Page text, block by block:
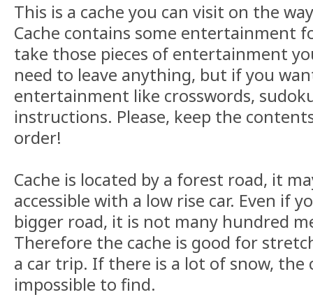
This is a cache you can visit on the
Cache contains some entertainment
take those pieces of entertainment
need to leave anything, but if you
entertainment like crosswords,
instructions. Please, keep the
order!
Cache is located by a forest road, it
accessible with a low rise car. Even if
bigger road, it is not many hundred
Therefore the cache is good for
a car trip. If there is a lot of snow, the
impossible to find.